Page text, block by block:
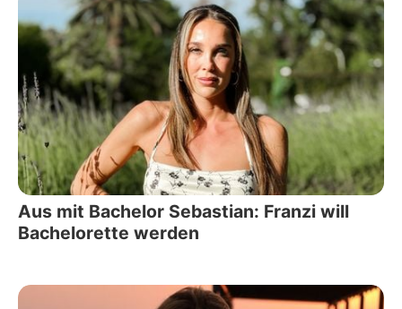
Aus mit Bachelor Sebastian: Franzi will
Bachelorette werden